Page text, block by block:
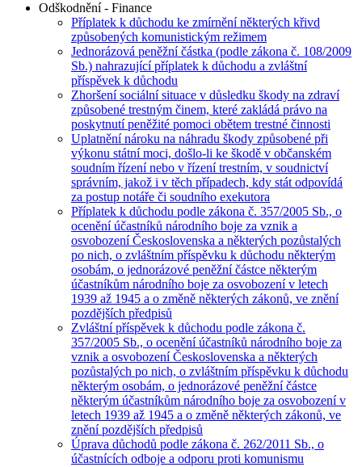
Odškodnění - Finance
Příplatek k důchodu ke zmírnění některých křivd
způsobených komunistickým režimem
Jednorázová peněžní částka (podle zákona č. 108/2009
Sb.) nahrazující příplatek k důchodu a zvláštní
příspěvek k důchodu
Zhoršení sociální situace v důsledku škody na zdraví
způsobené trestným činem, které zakládá právo na
poskytnutí peněžité pomoci obětem trestné činnosti
Uplatnění nároku na náhradu škody způsobené při
výkonu státní moci, došlo-li ke škodě v občanském
soudním řízení nebo v řízení trestním, v soudnictví
správním, jakož i v těch případech, kdy stát odpovídá
za postup notáře či soudního exekutora
Příplatek k důchodu podle zákona č. 357/2005 Sb., o
ocenění účastníků národního boje za vznik a
osvobození Československa a některých pozůstalých
po nich, o zvláštním příspěvku k důchodu některým
osobám, o jednorázové peněžní částce některým
účastníkům národního boje za osvobození v letech
1939 až 1945 a o změně některých zákonů, ve znění
pozdějších předpisů
Zvláštní příspěvek k důchodu podle zákona č.
357/2005 Sb., o ocenění účastníků národního boje za
vznik a osvobození Československa a některých
pozůstalých po nich, o zvláštním příspěvku k důchodu
některým osobám, o jednorázové peněžní částce
některým účastníkům národního boje za osvobození v
letech 1939 až 1945 a o změně některých zákonů, ve
znění pozdějších předpisů
Úprava důchodů podle zákona č. 262/2011 Sb., o
účastnících odboje a odporu proti komunismu